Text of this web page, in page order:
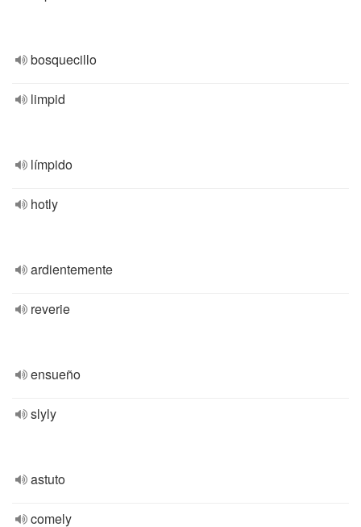
bosquecillo
limpid
límpido
hotly
ardientemente
reverie
ensueño
slyly
astuto
comely